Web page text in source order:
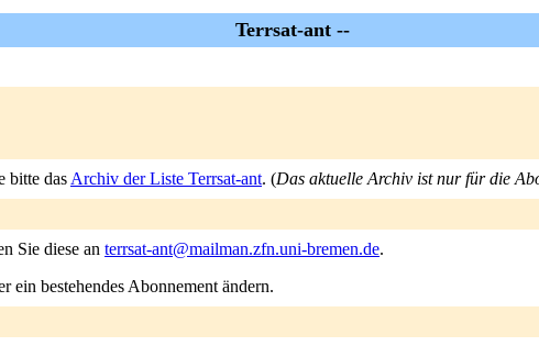
Terrsat-ant --
bitte das Archiv der Liste Terrsat-ant. (Das aktuelle Archiv ist nur für die
Sie diese an terrsat-ant@mailman.zfn.uni-bremen.de.
ein bestehendes Abonnement ändern.